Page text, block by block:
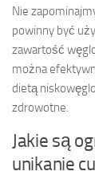
Nie
powinny być
zawartość
można
dietą
zdrowotne.
Jakie są
unikanie